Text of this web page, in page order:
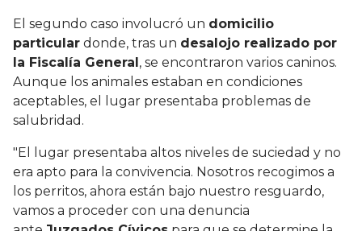
El segundo caso involucró un domicilio
particular donde, tras un desalojo realizado por
la Fiscalía General, se encontraron varios caninos.
Aunque los animales estaban en condiciones
aceptables, el lugar presentaba problemas de
salubridad.
"El lugar presentaba altos niveles de suciedad y no
era apto para la convivencia. Nosotros recogimos a
los perritos, ahora están bajo nuestro resguardo,
vamos a proceder con una denuncia